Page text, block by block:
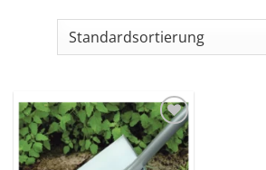
Zu den
Favoriten
hinzufügen